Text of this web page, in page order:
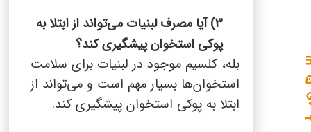
3) آیا مصرف لبنیات می‌تواند از ابتلا به
پوکی استخوان پیشگیری کند؟
بله، کلسیم موجود در لبنیات برای سلامت
استخوان‌ها بسیار مهم است و می‌تواند از
ابتلا به پوکی استخوان پیشگیری کند.